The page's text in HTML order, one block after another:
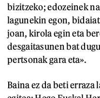
bizitzeko; edozeinek
lagunekin egon,
joan, kirola egin eta
desgaitasunen bat
pertsonak gara eta».
Baina ez da beti